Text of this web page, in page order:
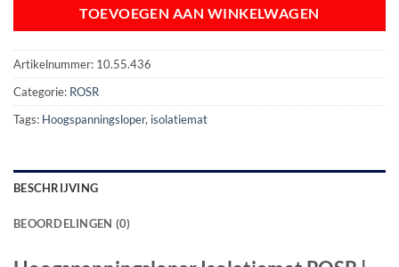
TOEVOEGEN AAN WINKELWAGEN
Artikelnummer: 10.55.436
Categorie: ROSR
Tags: Hoogspanningsloper, isolatiemat
BESCHRIJVING
BEOORDELINGEN (0)